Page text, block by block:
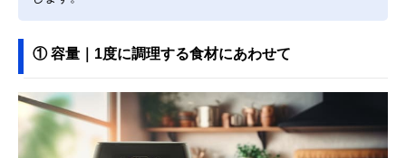
① 容量｜1度に調理する食材にあわせて